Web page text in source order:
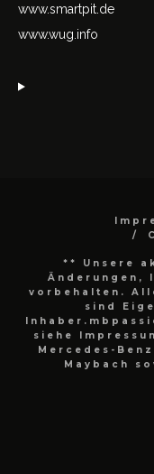
www.smartpit.de
www.wug.info
** Unsere
Änderungen,
vorbehalten.
sind
siehe
Mercedes-
Maybach